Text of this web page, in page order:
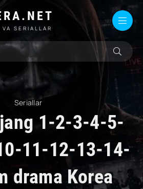
SERIALLAR
Seriallar
1-2-3-4-5-
11-12-13-14-
drama Korea